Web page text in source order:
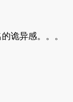
诡异感。。。